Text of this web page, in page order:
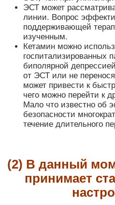
ЭСТ может
линии. Вопрос
поддерживающей
изученным.
Кетамин можно
госпитализированных
биполярной
от ЭСТ или не
может привести к
чего можно перейти к
Мало что известно об
безопасности
течение длительного
(2) В данный
принимает